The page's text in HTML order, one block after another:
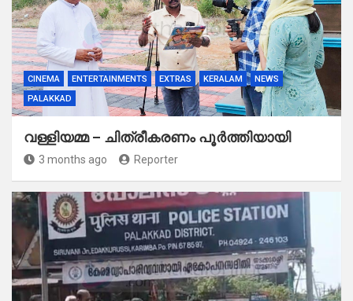
CINEMA ENTERTAINMENTS EXTRAS KERALAM
NEWS
PALAKKAD
വള്ളിയമ്മ – ചിത്രീകരണം പൂർത്തിയായി
3 months ago Reporter